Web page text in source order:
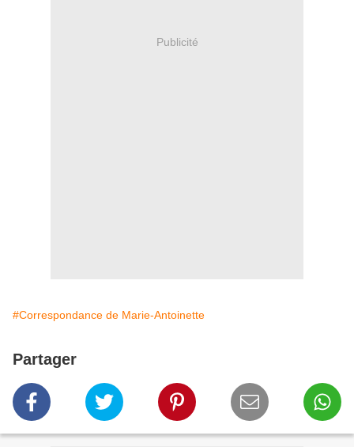
Publicité
#Correspondance de Marie-Antoinette
Partager